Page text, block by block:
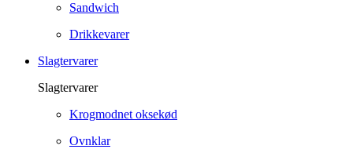
Sandwich
Drikkevarer
Slagtervarer
Slagtervarer
Krogmodnet oksekød
Ovnklar